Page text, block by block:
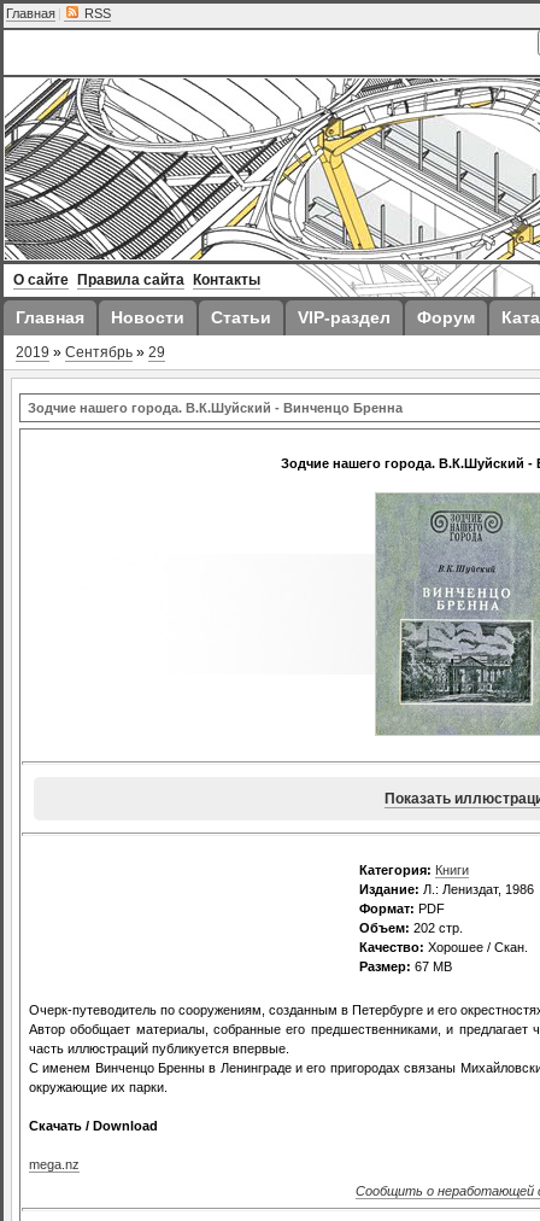
Главная | RSS
О сайте Правила сайта Контакты
Главная Новости Статьи VIP-раздел Форум
2019 » Сентябрь » 29
Зодчие нашего города. В.К.Шуйский - Винченцо Бренна
Зодчие нашего города. В.К.Шуйский -
Показать
Категория: Книги
Издание: Л.: Лениздат, 1986
Формат: PDF
Объем: 202 стр.
Качество: Хорошее / Скан.
Размер: 67 MB
Очерк-путеводитель по сооружениям, созданным в Петербурге и его
Автор обобщает материалы, собранные его предшественниками, и
часть иллюстраций публикуется впервые.
С именем Винченцо Бренны в Ленинграде и его пригородах связаны
окружающие их парки.
Скачать / Download
mega.nz
Сообщить о неработающей